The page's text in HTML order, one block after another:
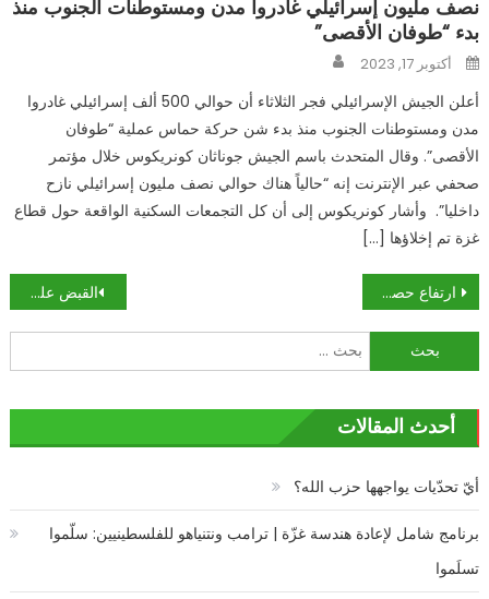
نصف مليون إسرائيلي غادروا مدن ومستوطنات الجنوب منذ
بدء “طوفان الأقصى”
Posted
onأكتوبر 17, 2023
أعلن الجيش الإسرائيلي فجر الثلاثاء أن حوالي 500 ألف إسرائيلي غادروا
مدن ومستوطنات الجنوب منذ بدء شن حركة حماس عملية “طوفان
الأقصى”. وقال المتحدث باسم الجيش جوناثان كونريكوس خلال مؤتمر
صحفي عبر الإنترنت إنه “حالياً هناك حوالي نصف مليون إسرائيلي نازح
داخليا”. وأشار كونريكوس إلى أن كل التجمعات السكنية الواقعة حول قطاع
غزة تم إخلاؤها […]
تصفّح
المقالات
القبض على مسن (102عام) بتهمة “الاعتداء الجنسي”! ارتفاع حصيلة الضحايا جراء السيول في الأردن إلى 18 قتيلا و 34 مصابا
البحث
عن:
أحدث المقالات
أيّ تحدّيات يواجهها حزب الله؟
برنامج شامل لإعادة هندسة غزّة | ترامب ونتنياهو للفلسطينيين: سلّموا
تسلَموا